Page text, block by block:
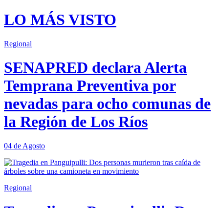
LO MÁS VISTO
Regional
SENAPRED declara Alerta
Temprana Preventiva por
nevadas para ocho comunas de
la Región de Los Ríos
04 de Agosto
Regional